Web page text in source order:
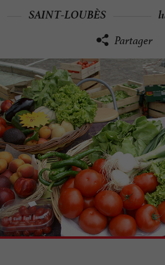
SAINT-LOUBÈS
Partager